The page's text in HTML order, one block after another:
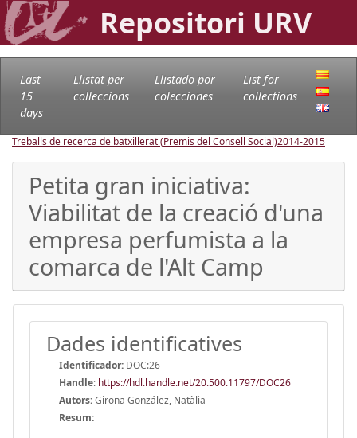
Repositori URV
Last
15
days
Llistat per
col·leccions
Llistado por
colecciones
List for
collections
Treballs de recerca de batxillerat (Premis del Consell Social)2014-2015
Petita gran iniciativa:
Viabilitat de la creació d'una
empresa perfumista a la
comarca de l'Alt Camp
Dades identificatives
Identificador: DOC:26
Handle: https://hdl.handle.net/20.500.11797/DOC26
Autors:Girona González, Natàlia
Resum: